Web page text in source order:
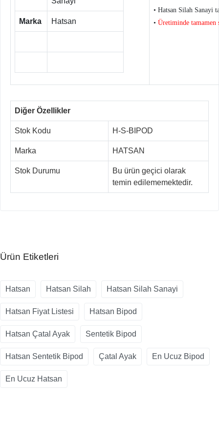
Marka Hatsan
• Hatsan Silah Sanayi
• Üretiminde tamamen
Diğer Özellikler
Stok Kodu H-S-BIPOD
Marka HATSAN
Stok Durumu
Bu ürün geçici olarak
temin edilememektedir.
Ürün Etiketleri
Hatsan Hatsan Silah Hatsan Silah Sanayi
Hatsan Fiyat Listesi Hatsan Bipod
Hatsan Çatal Ayak Sentetik Bipod
Hatsan Sentetik Bipod Çatal Ayak En Ucuz Bipod
En Ucuz Hatsan